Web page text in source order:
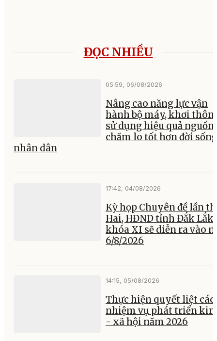
ĐỌC NHIỀU
05:59, 06/08/2026
Nâng cao năng lực vận
hành bộ máy, khơi
sử dụng hiệu quả nguồn
chăm lo tốt hơn đời sống
nhân dân
17:42, 04/08/2026
Kỳ họp Chuyên đề lần
Hai, HĐND tỉnh Đắk Lắk
khóa XI sẽ diễn ra vào
6/8/2026
14:15, 05/08/2026
Thực hiện quyết liệt các
nhiệm vụ phát triển
- xã hội năm 2026